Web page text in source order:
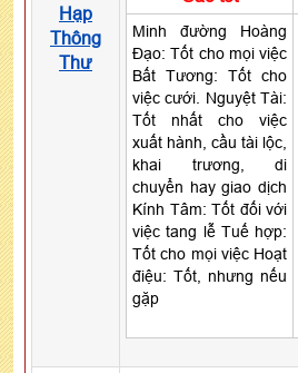
Hạp
Thông
Thư
Minh đường Hoàng
Đạo: Tốt cho mọi việc
Bất Tương: Tốt cho
việc cưới. Nguyệt Tài:
Tốt nhất cho việc
xuất hành, cầu tài lộc,
khai trương, di
chuyển hay giao dịch
Kính Tâm: Tốt đối với
việc tang lễ Tuế hợp:
Tốt cho mọi việc Hoạt
điệu: Tốt, nhưng nếu
gặp